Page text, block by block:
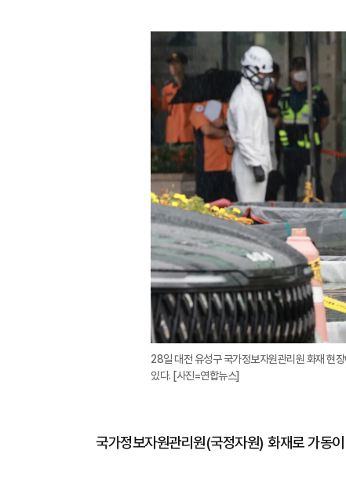
28일 대전 유성구 국가정보자원관리원 화재 현
있다. [사진=연합뉴스]
국가정보자원관리원(국정자원) 화재로 가동